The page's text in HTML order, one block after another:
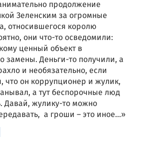
продолжение
Зеленским за огромные
относившегося королю
они что-то осведомили:
ценный объект в
замены. Деньги-то получили, а
и необязательно, если
что он коррупционер и жулик,
а тут беспорочные люд
Давай, жулику-то можно
а гроши – это иное...»